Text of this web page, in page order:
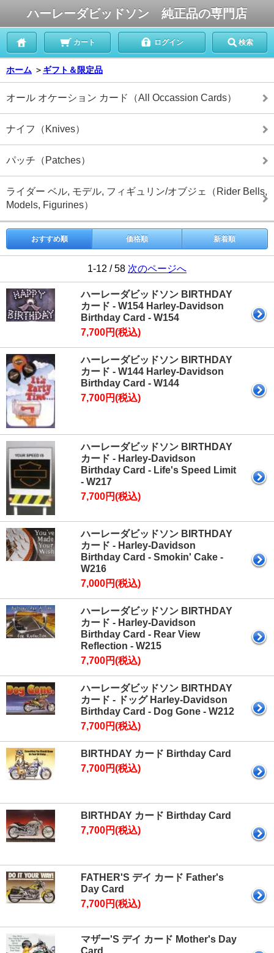
ハーレーダビッドソン 純正品の専門店
カート ログイン 検索
ホーム ＞ ギフト＆限定品
オール オケーション カード（All Occassion Cards）
ナイフ（Knives）
パッチ（Patches）
ライダー ベル, モデル, フィギュリン/オブジェ（Rider Bells,
Models, Figurines）
おすすめ順 価格順 新着順
1-12 / 58 次のページへ
ハーレーダビッドソン BIRTHDAY
カード - W154 Harley-Davidson
Birthday Card - W154
7,700円(税込)
ハーレーダビッドソン BIRTHDAY
カード - W144 Harley-Davidson
Birthday Card - W144
7,700円(税込)
ハーレーダビッドソン BIRTHDAY
カード - Harley-Davidson
Birthday Card - Life's Speed Limit
- W217
7,700円(税込)
ハーレーダビッドソン BIRTHDAY
カード - Harley-Davidson
Birthday Card - Smokin' Cake -
W216
7,000円(税込)
ハーレーダビッドソン BIRTHDAY
カード - Harley-Davidson
Birthday Card - Rear View
Reflection - W215
7,700円(税込)
ハーレーダビッドソン BIRTHDAY
カード - ドッグ Harley-Davidson
Birthday Card - Dog Gone - W212
7,700円(税込)
BIRTHDAY カード Birthday Card
7,700円(税込)
BIRTHDAY カード Birthday Card
7,700円(税込)
FATHER'S デイ カード Father's
Day Card
7,700円(税込)
マザー'S デイ カード Mother's Day